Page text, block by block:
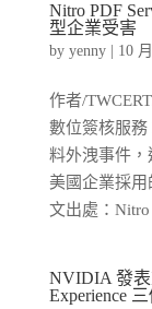
Nitro PDF
型企業受害
by yenny| 10
作者/
數位簽核服務
料外洩事件
美國企業採
文出處：Nitro
NVIDIA 發表
Experience